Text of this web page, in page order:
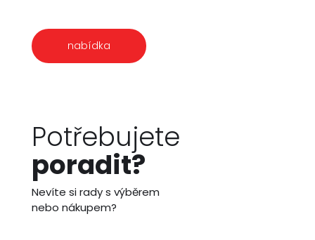
nabídka
Potřebujete
poradit?
Nevíte si rady s výběrem
nebo nákupem?